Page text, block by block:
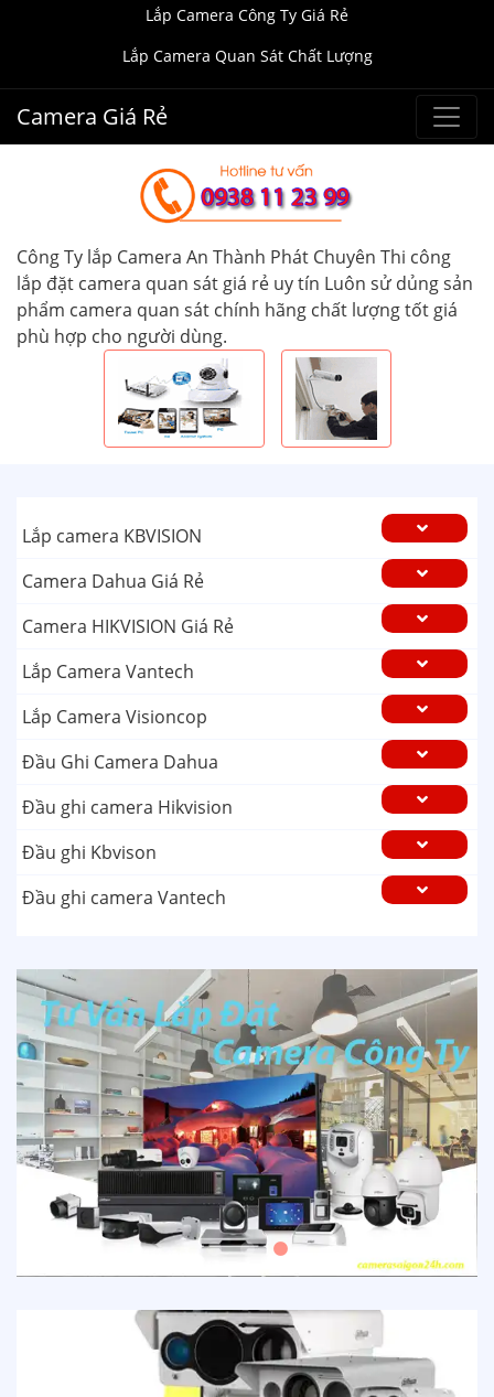
Lắp Camera Công Ty Giá Rẻ
Lắp Camera Quan Sát Chất Lượng
Camera Giá Rẻ
Công Ty lắp Camera An Thành Phát Chuyên Thi công
lắp đặt camera quan sát giá rẻ uy tín Luôn sử dủng sản
phẩm camera quan sát chính hãng chất lượng tốt giá
phù hợp cho người dùng.
Lắp camera KBVISION
Camera Dahua Giá Rẻ
Camera HIKVISION Giá Rẻ
Lắp Camera Vantech
Lắp Camera Visioncop
Đầu Ghi Camera Dahua
Đầu ghi camera Hikvision
Đầu ghi Kbvison
Đầu ghi camera Vantech